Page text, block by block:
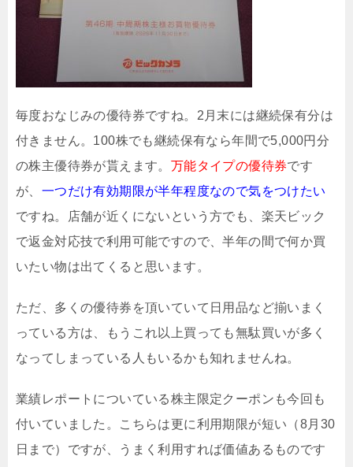
毎度おなじみの優待券ですね。2月末には継続保有分は
付きません。100株でも継続保有なら年間で5,000円分
の株主優待券が貰えます。 万能タイプの優待券です
が、 一つだけ有効期限が半年程度なので気をつけたい
ですね。店舗が近くにないという方でも、楽天ビック
で返金対応技で利用可能ですので、半年の間で何か買
いたい物は出てくると思います。
ただ、多くの優待券を頂いていて日用品など揃いまく
っている方は、もうこれ以上買っても無駄買いが多く
なってしまっている人もいるかも知れませんね。
業績レポートについている株主限定クーポンも今回も
付いていました。こちらは更に利用期限が短い（8月30
日まで）ですが、うまく利用すれば価値あるものです